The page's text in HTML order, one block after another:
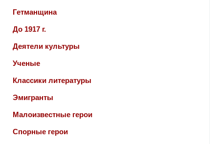
Гетманщина
До 1917 г.
Деятели культуры
Ученые
Классики литературы
Эмигранты
Малоизвестные герои
Спорные герои